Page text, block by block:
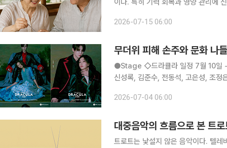
이다. 특히 기력 회복과 영양 관리에
까지의 기간은 일 년 중 가장 더운
2026-07-15 06:00
무더위 피해 손주와 문화 나
●Stage ◇드라큘라 일정 7월 10일 ~ 10월 18일 장소 LG아트센터 서울 연출 데이빗 스완 출연
신성록, 김준수, 전동석, 고은성, 조
동안 단 한 사람만을 사랑한 드
2026-07-04 06:00
대중음악의 흐름으로 본 트
트로트는 낯설지 않은 음악이다. 텔레